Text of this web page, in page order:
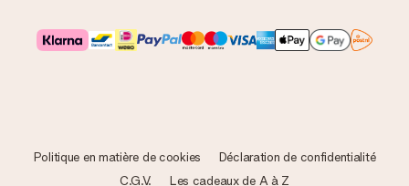
Politique en matière de cookies
Déclaration de confidentialité
C.G.V.
Les cadeaux de A à Z